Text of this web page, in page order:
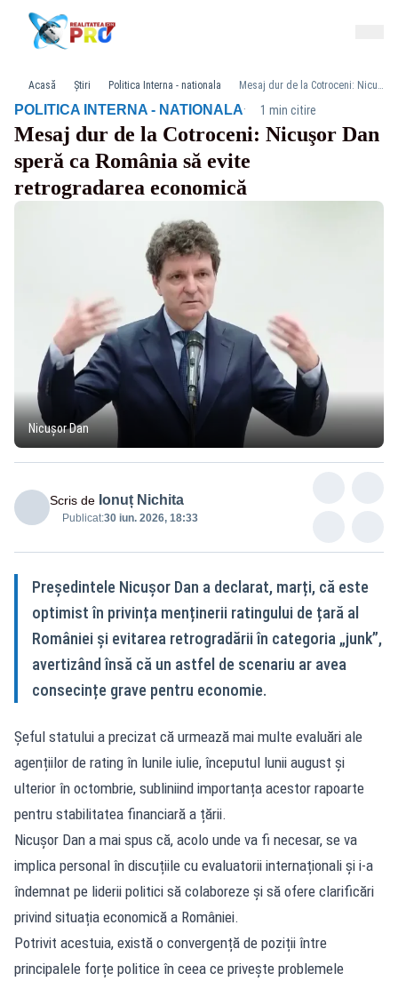
Acasă Știri Politica Interna - nationala Mesaj dur de la Cotroceni: Nicuşor Dan speră ca România să evite retrogradarea economică
POLITICA INTERNA - NATIONALA· 1 min citire
Mesaj dur de la Cotroceni: Nicuşor Dan
speră ca România să evite
retrogradarea economică
Nicușor Dan
Scris de Ionuț Nichita
Publicat:30 iun. 2026, 18:33
Președintele Nicuşor Dan a declarat, marți, că este
optimist în privința menținerii ratingului de țară al
României și evitarea retrogradării în categoria „junk”,
avertizând însă că un astfel de scenariu ar avea
consecințe grave pentru economie.
Șeful statului a precizat că urmează mai multe evaluări ale
agențiilor de rating în lunile iulie, începutul lunii august și
ulterior în octombrie, subliniind importanța acestor rapoarte
pentru stabilitatea financiară a țării.
Nicuşor Dan a mai spus că, acolo unde va fi necesar, se va
implica personal în discuțiile cu evaluatorii internaționali și i-a
îndemnat pe liderii politici să colaboreze și să ofere clarificări
privind situația economică a României.
Potrivit acestuia, există o convergență de poziții între
principalele forțe politice în ceea ce privește problemele